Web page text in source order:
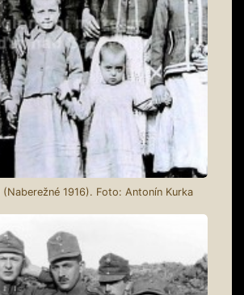
1916). Foto: Antonín Kurka